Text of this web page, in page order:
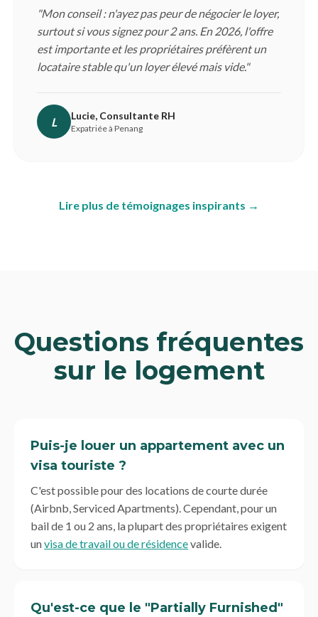
"Mon conseil : n'ayez pas peur de négocier le loyer,
surtout si vous signez pour 2 ans. En 2026, l'offre
est importante et les propriétaires préfèrent un
locataire stable qu'un loyer élevé mais vide."
L Lucie, Consultante RH
Expatriée à Penang
Lire plus de témoignages inspirants →
Questions fréquentes
sur le logement
Puis-je louer un appartement avec un
visa touriste ?
C'est possible pour des locations de courte durée
(Airbnb, Serviced Apartments). Cependant, pour un
bail de 1 ou 2 ans, la plupart des propriétaires exigent
unvisa de travail ou de résidencevalide.
Qu'est-ce que le "Partially Furnished"